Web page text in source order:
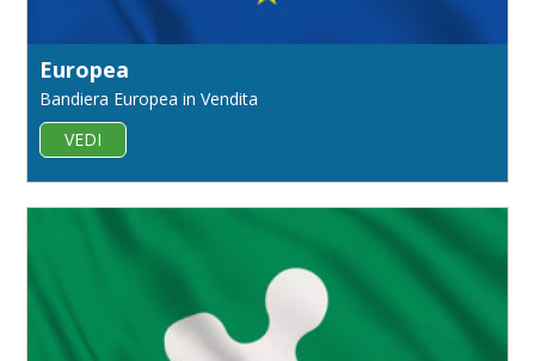
Europea
Bandiera Europea in Vendita
VEDI